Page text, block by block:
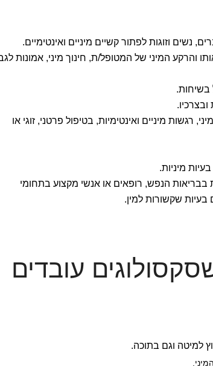
נשים וזוגות לפתור קשיים מיניים ואינטימיים.
והרקע המיני של המטופל/ת, חינוך מיני, אמונות
בשיחות.
רגשות מיניים ואינטימיות, בטיפול פרטני, זוגי או
מיניות.
בבריאות הנפש, רופאים או אנשי מקצוע בתחומי
שקשורות למין.
עובדים
למיטה וגם בתוכה.